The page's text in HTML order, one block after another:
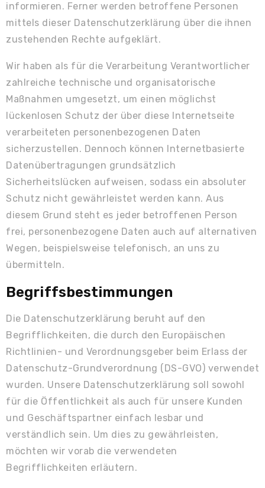
informieren. Ferner werden betroffene Personen
mittels dieser Datenschutzerklärung über die ihnen
zustehenden Rechte aufgeklärt.
Wir haben als für die Verarbeitung Verantwortlicher
zahlreiche technische und organisatorische
Maßnahmen umgesetzt, um einen möglichst
lückenlosen Schutz der über diese Internetseite
verarbeiteten personenbezogenen Daten
sicherzustellen. Dennoch können Internetbasierte
Datenübertragungen grundsätzlich
Sicherheitslücken aufweisen, sodass ein absoluter
Schutz nicht gewährleistet werden kann. Aus
diesem Grund steht es jeder betroffenen Person
frei, personenbezogene Daten auch auf alternativen
Wegen, beispielsweise telefonisch, an uns zu
übermitteln.
Begriffsbestimmungen
Die Datenschutzerklärung beruht auf den
Begrifflichkeiten, die durch den Europäischen
Richtlinien- und Verordnungsgeber beim Erlass der
Datenschutz-Grundverordnung (DS-GVO) verwendet
wurden. Unsere Datenschutzerklärung soll sowohl
für die Öffentlichkeit als auch für unsere Kunden
und Geschäftspartner einfach lesbar und
verständlich sein. Um dies zu gewährleisten,
möchten wir vorab die verwendeten
Begrifflichkeiten erläutern.